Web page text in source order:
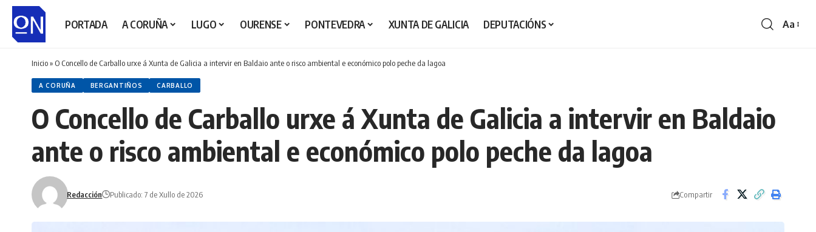
PORTADA A CORUÑA LUGO OURENSE PONTEVEDRA XUNTA DE GALICIA DEPUTACIÓNS Aa
Inicio» O Concello de Carballo urxe á Xunta de Galicia a intervir en Baldaio ante o risco ambiental e económico polo peche da lagoa
A CORUÑA BERGANTIÑOS CARBALLO
O Concello de Carballo urxe á Xunta de Galicia a intervir en Baldaio
ante o risco ambiental e económico polo peche da lagoa
Redacción Publicado: 7 de Xullo de 2026 Compartir